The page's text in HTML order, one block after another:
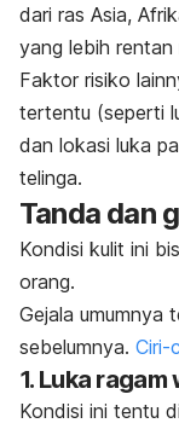
dari ras Asia,
yang lebih rentan
Faktor risiko
tertentu (seperti
dan lokasi luka
telinga.
Tanda dan
Kondisi kulit ini
orang.
Gejala umumnya
sebelumnya. Ciri-
1. Luka ragam
Kondisi ini tentu